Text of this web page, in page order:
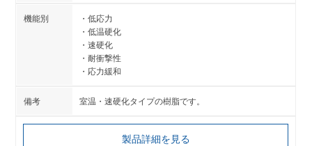
低応力
低温硬化
速硬化
耐衝撃性
応力緩和
室温・速硬化タイプの樹脂です。
製品詳細を見る